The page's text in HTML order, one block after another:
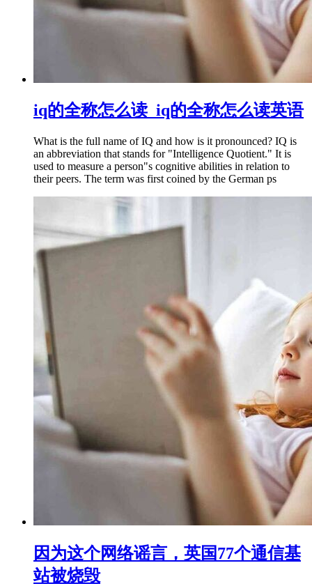
iq的全称怎么读_iq的全称怎么读英语
What is the full name of IQ and how is it pronounced? IQ is
an abbreviation that stands for "Intelligence Quotient." It is
used to measure a person"s cognitive abilities in relation to
their peers. The term was first coined by the German ps
因为这个网络谣言，英国77个通信基
站被烧毁